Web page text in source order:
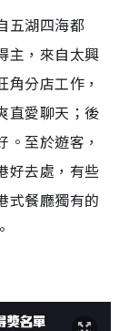
五湖四海都
主，來自太興
分店工作，
直愛聊天；後
至於遊客，
好去處，有些
式餐廳獨有的